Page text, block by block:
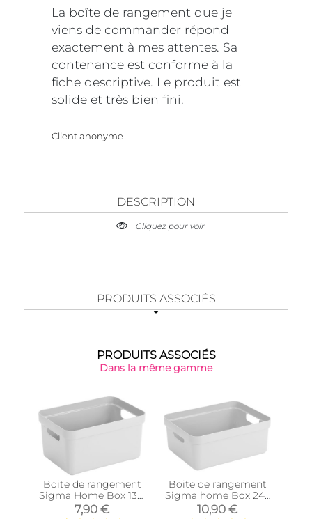
La boîte de rangement que je
viens de commander répond
exactement à mes attentes. Sa
contenance est conforme à la
fiche descriptive. Le produit est
solide et très bien fini.
Client anonyme
DESCRIPTION
Cliquez pour voir
PRODUITS ASSOCIÉS
PRODUITS ASSOCIÉS
Dans la même gamme
Boite de rangement
Sigma Home Box 13 L
(Blanc)
7,90 €
Boite de rangement
Sigma home Box 24L
(Blanc)
10,90 €